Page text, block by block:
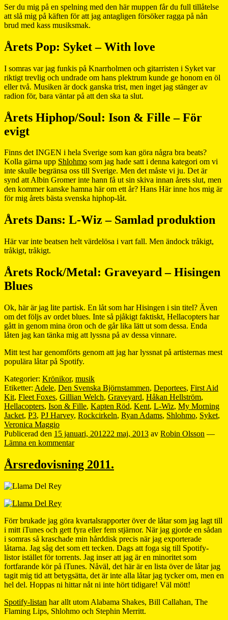
Ser du mig på en spelning med den här muppen får du full tillåtelse
att slå mig på käften för att jag antagligen försöker ragga på nån
brud med kass musiksmak.
Årets Pop: Syket – With love
I somras var jag funkis på Knarrholmen och gitarristen i Syket var
riktigt trevlig och undrade om hans plektrum kunde ge honom en öl
eller två. Musiken är dock ganska trist, men inget jag stänger av
radion för, bara väntar på att den ska ta slut.
Årets Hiphop/Soul: Ison & Fille – För
evigt
Finns det INGEN i hela Sverige som kan göra några bra beats?
Kolla gärna upp Shlohmo som jag hade satt i denna kategori om vi
inte skulle begränsa oss till Sverige. Men det måste vi ju. Det är
synd att Albin Gromer inte hann få ut sin skiva innan årets slut, men
den kommer kanske hamna här om ett år? Hans Här inne hos mig är
för mig årets bästa svenska hiphop-låt.
Årets Dans: L-Wiz – Samlad produktion
Här var inte beatsen helt värdelösa i vart fall. Men ändock tråkigt,
tråkigt, tråkigt.
Årets Rock/Metal: Graveyard – Hisingen
Blues
Ok, här är jag lite partisk. En låt som har Hisingen i sin titel? Även
om det följs av ordet blues. Inte så pjåkigt faktiskt, Hellacopters har
gått in genom mina öron och de går lika lätt ut som dessa. Enda
låten jag kan tänka mig att lyssna på av dessa vinnare.
Mitt test har genomförts genom att jag har lyssnat på artisternas mest
populära låtar på Spotify.
Kategorier: Krönikor, musik
Etiketter: Adele, Den Svenska Björnstammen, Deportees, First Aid
Kit, Fleet Foxes, Gillian Welch, Graveyard, Håkan Hellström,
Hellacopters, Ison & Fille, Kapten Röd, Kent, L-Wiz, My Morning
Jacket, P3, PJ Harvey, Rockcirkeln, Ryan Adams, Shlohmo, Syket,
Veronica Maggio
Publicerad den 15 januari, 201222 maj, 2013 av Robin Olsson —
Lämna en kommentar
Årsredovisning 2011.
Förr brukade jag göra kvartalsrapporter över de låtar som jag lagt till
i mitt iTunes och gett fyra eller fem stjärnor. När jag gjorde en sådan
i somras så kraschade min hårddisk precis när jag exporterade
låtarna. Jag såg det som ett tecken. Dags att foga sig till Spotify-
listor istället för torrents. Jag inser att jag är en minoritet som
fortfarande kör på iTunes. Nåväl, det här är en lista över de låtar jag
tagit mig tid att betygsätta, det är inte alla låtar jag tycker om, men en
hel del. Hoppas ni hittar nåt ni inte hört tidigare! Väl mött!
Spotify-listan har allt utom Alabama Shakes, Bill Callahan, The
Flaming Lips, Shlohmo och Stephin Merritt.